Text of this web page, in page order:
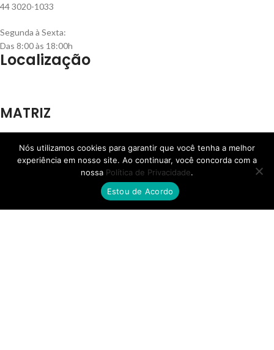
44 3020-1033
Segunda à Sexta:
Das 8:00 às 18:00h
Localização
MATRIZ
FILIAL RS
Nós utilizamos cookies para garantir que você tenha a melhor
experiência em nosso site. Ao continuar, você concorda com a
nossa Política de Privacidade.
Estou de Acordo